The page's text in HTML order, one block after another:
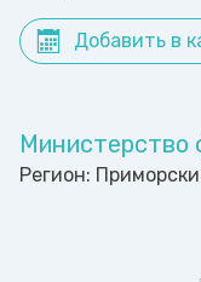
Добавить в
Министерство
Регион: